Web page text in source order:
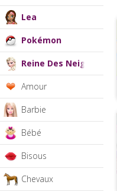
Lea
Pokémon
Reine Des Neiges
Amour
Barbie
Bébé
Bisous
Chevaux